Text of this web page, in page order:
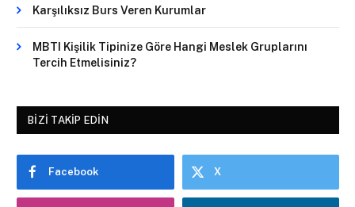
Karşılıksız Burs Veren Kurumlar
MBTI Kişilik Tipinize Göre Hangi Meslek Gruplarını
Tercih Etmelisiniz?
BIZI TAKIP EDIN
Facebook X